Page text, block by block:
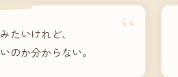
“
たいけれど、
のか分からない。